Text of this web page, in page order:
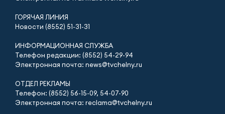
ГОРЯЧАЯ ЛИНИЯ
Новости (8552) 51-31-31
ИНФОРМАЦИОННАЯ СЛУЖБА
Телефон редакции: (8552) 54-29-94
Электронная почта: news@tvchelny.ru
ОТДЕЛ РЕКЛАМЫ
Телефон: (8552) 56-15-09, 54-07-90
Электронная почта: reclama@tvchelny.ru